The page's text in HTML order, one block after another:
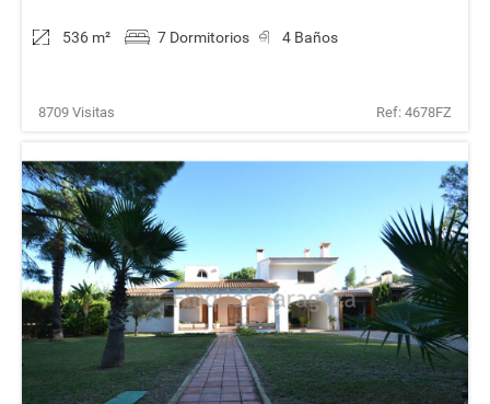
536 m² 7 Dormitorios 4 Baños
8709 Visitas Ref: 4678FZ